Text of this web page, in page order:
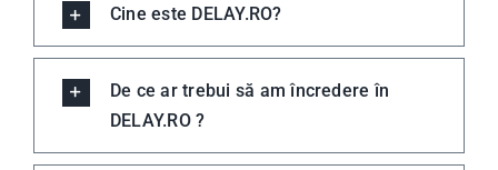
Cine este DELAY.RO?
De ce ar trebui să am încredere în
DELAY.RO ?